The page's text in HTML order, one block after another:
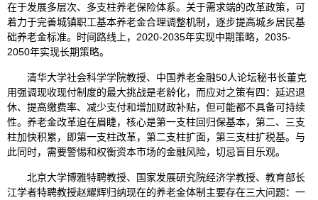
在于发展多层次、多支柱养老保险体系。关于需求端的改革政策，可
着力于完善城镇职工基本养老金合理调整机制，逐步提高城乡居民基
础养老金标准。时间路线上，2020-2035年实现中期策略，2035-
2050年实现长期策略。
清华大学社会科学学院教授、中国养老金融50人论坛秘书长董克
用强调现收现付制度的最大挑战是老龄化，而应对之策有四：延迟退
休、提高缴费率、减少支付和增加财政补贴，但可能都不具备可持续
性。养老金改革迫在眉睫，核心是第一支柱回归保基本，第二、三支
柱加快积累，即第一支柱改革，第二支柱扩面，第三支柱扩税基。与
此同时，需要警惕和权衡资本市场的金融风险，切忌盲目乐观。
北京大学博雅特聘教授、国家发展研究院经济学教授、教育部长
江学者特聘教授赵耀辉归纳现在的养老金体制主要存在三大问题：一